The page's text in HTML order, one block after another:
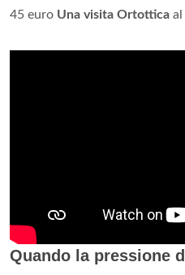
45 euro Una visita Ortottica al
Quando la pressione